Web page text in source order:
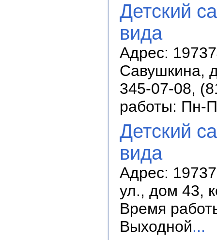
Детский
вида
Адрес:
Савушкина,
345-07-08,
работы: Пн-
Детский
вида
Адрес:
ул., дом 43,
Время
Выходной...